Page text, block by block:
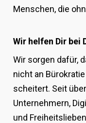
Menschen, die
Wir helfen Dir bei
Wir sorgen dafür,
nicht an
scheitert. Seit
Unternehmern,
und